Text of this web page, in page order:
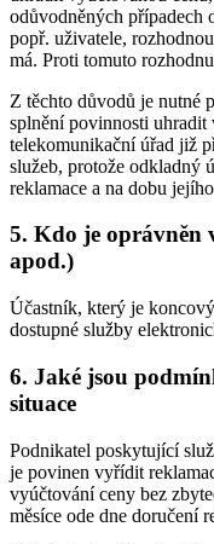
odůvodněných případech
popř. uživatele,
má. Proti tomuto
Z těchto důvodů je nutné
splnění povinnosti uhradit
telekomunikační úřad již
služeb, protože odkladný
reklamace a na dobu
5. Kdo je oprávněn
apod.)
Účastník, který je
dostupné služby
6. Jaké jsou
situace
Podnikatel poskytující
je povinen vyřídit
vyúčtování ceny bez
měsíce ode dne doručení